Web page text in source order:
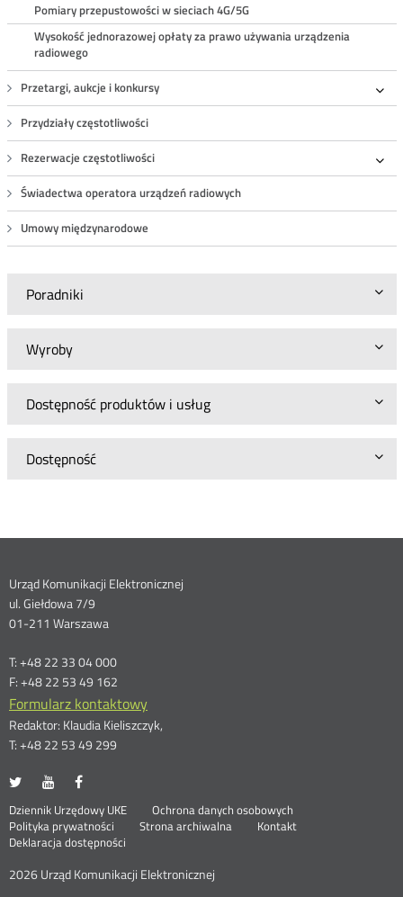
Pomiary przepustowości w sieciach 4G/5G
Wysokość jednorazowej opłaty za prawo używania urządzenia
radiowego
Przetargi, aukcje i konkursy
Przydziały częstotliwości
Rezerwacje częstotliwości
Świadectwa operatora urządzeń radiowych
Umowy międzynarodowe
Poradniki
Wyroby
Dostępność produktów i usług
Dostępność
Dane
kontaktowe
Urząd Komunikacji Elektronicznej
ul. Giełdowa 7/9
01-211 Warszawa
T: +48 22 33 04 000
F: +48 22 53 49 162
Formularz kontaktowy
Redaktor: Klaudia Kieliszczyk,
T: +48 22 53 49 299
UKE
portalu
Twitter
Otwórz
nowym
oknie
UKE
portalu
Youtube
Otwórz
nowym
oknie
portalu
Facebook
nowym
oknie
Stopka
menu
Dziennik Urzędowy UKE Otwórz
Ochrona danych osobowych
Polityka prywatności
Otwórz
w
oknie
Strona archiwalna
Kontakt
Deklaracja dostępności
2026 Urząd Komunikacji Elektronicznej